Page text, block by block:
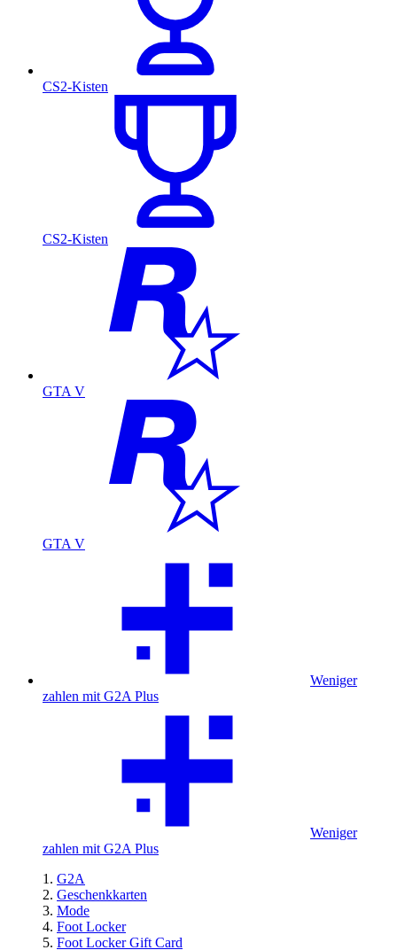
CS2-Kisten
CS2-Kisten
GTA V
GTA V
Weniger
zahlen mit G2A Plus
Weniger
zahlen mit G2A Plus
G2A
Geschenkkarten
Mode
Foot Locker
Foot Locker Gift Card